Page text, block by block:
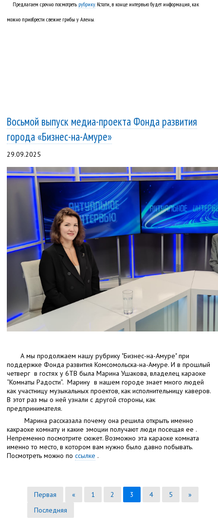
Предлагаем срочно посмотреть рубрику. Кстати, в конце интервью будет информация, как
можно приобрести свежие грибы у Алены.
Восьмой выпуск медиа-проекта Фонда развития
города «Бизнес-на-Амуре»
29.09.2025
А мы продолжаем нашу рубрику "Бизнес-на-Амуре" при
поддержке Фонда развития Комсомольска-на-Амуре. И в прошлый
четверг в гостях у 6ТВ была Марина Ушакова, владелец караоке
“Комнаты Радости”. Марину в нашем городе знает много людей
как участницу музыкальных проектов, как исполнительницу каверов.
В этот раз мы о ней узнали с другой стороны, как
предпринимателя.
Марина рассказала почему она решила открыть именно
какраоке комнату и какие эмоции получают люди посещая ее .
Непременно посмотрите сюжет. Возможно эта караоке комната
именно то место, в котором вам нужно было давно побывать.
Посмотреть можно по ссылке .
Первая « 1 2 3 4 5
»
Последняя